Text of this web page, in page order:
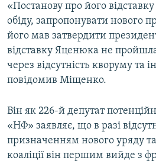
«Постанову про його
обіду, запропонувати нового
його мав затвердити
відставку Яценюка не
через відсутність кворуму та
повідомив Міщенко.
Він як 226-й депутат
«НФ» заявляє, що в разі
призначенням нового уряду
коаліції він першим вийде з